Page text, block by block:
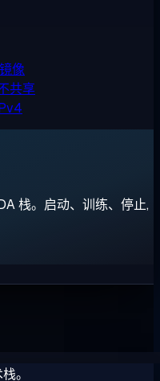
像
共享
栈。启动、训练、停止,
。